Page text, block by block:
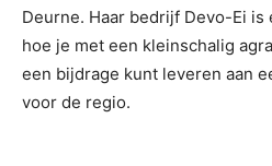
Deurne. Haar bedrijf Devo-Ei
hoe je met een kleinschalig
een bijdrage kunt leveren aan
voor de regio.